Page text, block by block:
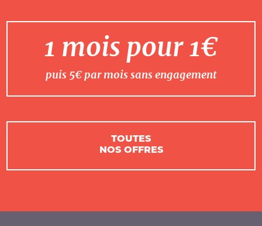
1 mois pour 1€
puis 5€ par mois sans engagement
TOUTES
NOS OFFRES